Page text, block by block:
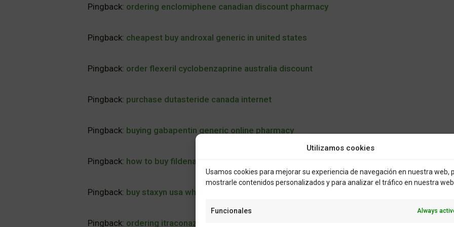
Utilizamos cookies
Usamos cookies para mejorar su experiencia de navegación en nuestra web,
mostrarle contenidos personalizados y para analizar el tráfico en nuestra web.
Funcionales Always
Pingback: ordering enclomiphene canadian discount pharmacy
Pingback: cheapest buy androxal generic in united states
Pingback: order flexeril cyclobenzaprine australia discount
Pingback: purchase dutasteride canada internet
Pingback: buying gabapentin generic online pharmacy
Pingback: how to buy fildena generic real
Pingback: buy staxyn usa where to buy
Pingback: ordering itraconazole generic available in united states